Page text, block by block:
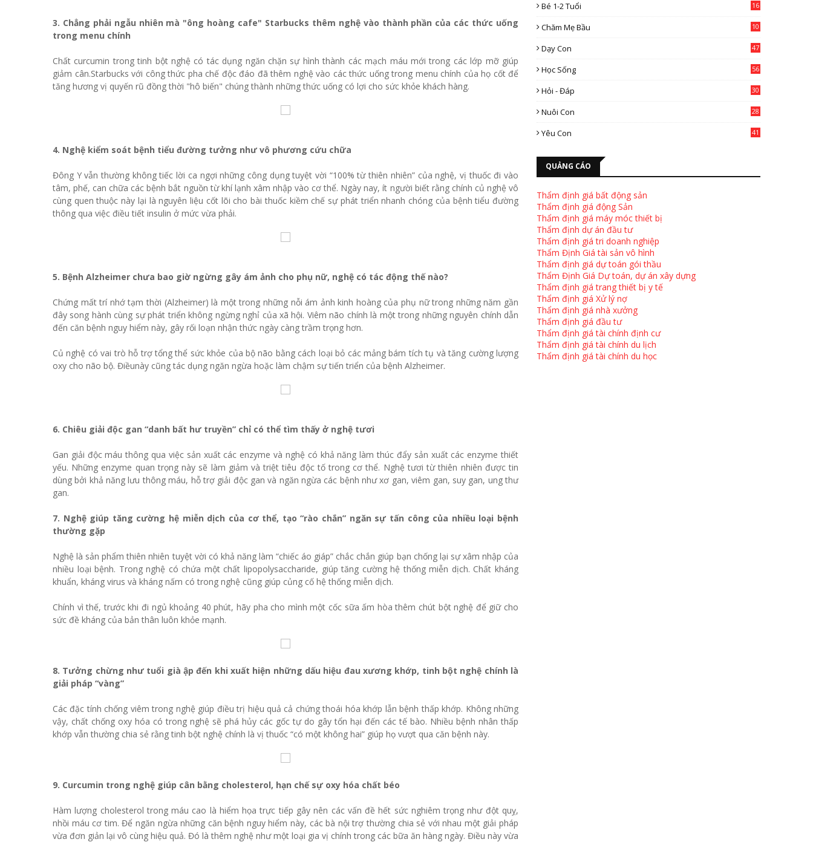
3. Chẳng phải ngẫu nhiên mà "ông hoàng cafe" Starbucks thêm nghệ vào thành phần của các thức uống
trong menu chính
Chất curcumin trong tinh bột nghệ có tác dụng ngăn chặn sự hình thành các mạch máu mới trong các lớp mỡ giúp
giảm cân.Starbucks với công thức pha chế độc đáo đã thêm nghệ vào các thức uống trong menu chính của họ cốt để
tăng hương vị quyến rũ đồng thời "hô biến" chúng thành những thức uống có lợi cho sức khỏe khách hàng.
4. Nghệ kiểm soát bệnh tiểu đường tưởng như vô phương cứu chữa
Đông Y vẫn thường không tiếc lời ca ngợi những công dụng tuyệt vời “100% từ thiên nhiên” của nghệ, vị thuốc đi vào
tâm, phế, can chữa các bệnh bắt nguồn từ khí lạnh xâm nhập vào cơ thể. Ngày nay, ít người biết rằng chính củ nghệ vô
cùng quen thuộc này lại là nguyên liệu cốt lõi cho bài thuốc kiềm chế sự phát triển nhanh chóng của bệnh tiểu đường
thông qua việc điều tiết insulin ở mức vừa phải.
5. Bệnh Alzheimer chưa bao giờ ngừng gây ám ảnh cho phụ nữ, nghệ có tác động thế nào?
Chứng mất trí nhớ tạm thời (Alzheimer) là một trong những nỗi ám ảnh kinh hoàng của phụ nữ trong những năm gần
đây song hành cùng sự phát triển không ngừng nghỉ của xã hội. Viêm não chính là một trong những nguyên chính dẫn
đến căn bệnh nguy hiểm này, gây rối loạn nhận thức ngày càng trầm trọng hơn.
Củ nghệ có vai trò hỗ trợ tổng thể sức khỏe của bộ não bằng cách loại bỏ các mảng bám tích tụ và tăng cường lượng
oxy cho não bộ. Điềunày cũng tác dụng ngăn ngừa hoặc làm chậm sự tiến triển của bệnh Alzheimer.
6. Chiêu giải độc gan “danh bất hư truyền” chỉ có thể tìm thấy ở nghệ tươi
Gan giải độc máu thông qua việc sản xuất các enzyme và nghệ có khả năng làm thúc đẩy sản xuất các enzyme thiết
yếu. Những enzyme quan trọng này sẽ làm giảm và triệt tiêu độc tố trong cơ thể. Nghệ tươi từ thiên nhiên được tin
dùng bởi khả năng lưu thông máu, hỗ trợ giải độc gan và ngăn ngừa các bệnh như xơ gan, viêm gan, suy gan, ung thư
gan.
7. Nghệ giúp tăng cường hệ miễn dịch của cơ thể, tạo “rào chắn” ngăn sự tấn công của nhiều loại bệnh
thường gặp
Nghệ là sản phẩm thiên nhiên tuyệt vời có khả năng làm “chiếc áo giáp” chắc chắn giúp bạn chống lại sự xâm nhập của
nhiều loại bệnh. Trong nghệ có chứa một chất lipopolysaccharide, giúp tăng cường hệ thống miễn dịch. Chất kháng
khuẩn, kháng virus và kháng nấm có trong nghệ cũng giúp củng cố hệ thống miễn dịch.
Chính vì thế, trước khi đi ngủ khoảng 40 phút, hãy pha cho mình một cốc sữa ấm hòa thêm chút bột nghệ để giữ cho
sức đề kháng của bản thân luôn khỏe mạnh.
8. Tưởng chừng như tuổi già ập đến khi xuất hiện những dấu hiệu đau xương khớp, tinh bột nghệ chính là
giải pháp “vàng”
Các đặc tính chống viêm trong nghệ giúp điều trị hiệu quả cả chứng thoái hóa khớp lẫn bệnh thấp khớp. Không những
vậy, chất chống oxy hóa có trong nghệ sẽ phá hủy các gốc tự do gây tổn hại đến các tế bào. Nhiều bệnh nhân thấp
khớp vẫn thường chia sẻ rằng tinh bột nghệ chính là vị thuốc “có một không hai” giúp họ vượt qua căn bệnh này.
9. Curcumin trong nghệ giúp cân bằng cholesterol, hạn chế sự oxy hóa chất béo
Hàm lượng cholesterol trong máu cao là hiểm họa trực tiếp gây nên các vấn đề hết sức nghiêm trọng như đột quỵ,
nhồi máu cơ tim. Để ngăn ngừa những căn bệnh nguy hiểm này, các bà nội trợ thường chia sẻ với nhau một giải pháp
vừa đơn giản lại vô cùng hiệu quả. Đó là thêm nghệ như một loại gia vị chính trong các bữa ăn hàng ngày. Điều này vừa
Bé 1-2 Tuổi 16
Chăm Mẹ Bầu
10
Dạy Con
47
Học Sống 56
Hỏi - Đáp 30
Nuôi Con
28
Yêu Con
41
QUẢNG CÁO
Thẩm định giá bất động sản
Thẩm định giá động Sản
Thẩm định giá máy móc thiết bị
Thẩm định dự án đầu tư
Thẩm định giá tri doanh nghiệp
Thẩm Định Giá tài sản vô hình
Thẩm định giá dự toán gói thầu
Thẩm Định Giá Dự toán, dự án xây dựng
Thẩm định giá trang thiết bị y tế
Thẩm định giá Xử lý nợ
Thẩm định giá nhà xưởng
Thẩm định giá đầu tư
Thẩm định giá tài chính định cư
Thẩm định giá tài chính du lịch
Thẩm định giá tài chính du học